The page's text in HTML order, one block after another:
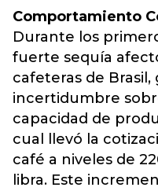
Comportamiento
Durante los
fuerte sequía
cafeteras de
incertidumbre
capacidad de
cual llevó la
café a niveles de
libra. Este